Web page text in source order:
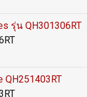
รุ่น QH301306RT